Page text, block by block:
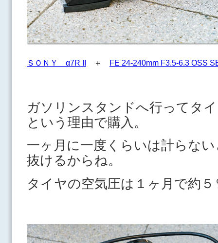
ＳＯＮＹ α7R II ＋ FE 24-240mm F3.5-6.3 OSS
ガソリンスタンドへ行ってタ
という理由で購入。
一ヶ月に一度くらいは計らな
抜けるからね。
タイヤの空気圧は１ヶ月で約